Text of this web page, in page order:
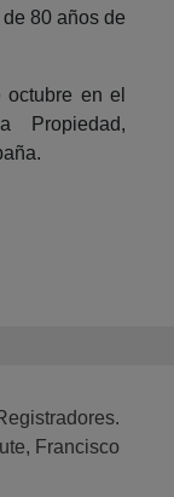
80 años de
en el
Propiedad,
Francisco